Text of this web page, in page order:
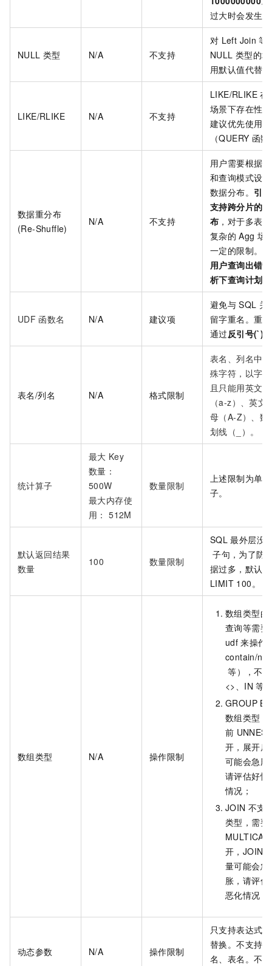
过大时会发生
NULL 类型 N/A 不支持
对 Left Join 等
NULL 类型的
用默认值代替。
LIKE/RLIKE N/A 不支持
LIKE/RLIKE 在
场景下存在性
建议优先使用
（QUERY 函数
数据重分布
(Re-Shuffle)
N/A 不支持
用户需要根据
和查询模式设
数据分布。 引
支持跨分片的
布 ，对于多表
复杂的 Agg 场
一定的限制。
用户查询出错
析下查询计划。
UDF 函数名 N/A 建议项
避免与 SQL 关
留字重名。重
通过反引号(`)
表名/列名 N/A 格式限制
表名、列名中
殊字符，以字
且只能用英文
（a-z）、英文
母（A-Z）、数
划线（_）。
统计算子
最大 Key
数量：
500W
最大内存使
用： 512M
数量限制
上述限制为单
子。
默认返回结果
数量
100 数量限制
SQL 最外层没
子句，为了防
据过多，默认
LIMIT 100。
数组类型 N/A 操作限制
数组类型的
查询等需要
udf 来操作
contain/
等），不
<>、IN 等
GROUP BY
数组类型，
前 UNNEST
开，展开后
可能会急剧
请评估好性
情况；
JOIN 不支
类型，需要
开，JOIN
量可能会急
胀，请评估
恶化情况；
动态参数 N/A 操作限制
只支持表达式
替换。不支持
名、表名。不